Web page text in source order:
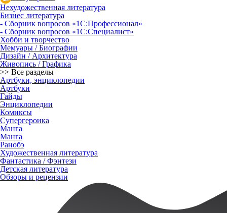
Нехудожественная литература
Бизнес литература
- Сборник вопросов «1С:Профессионал»
- Сборник вопросов «1С:Специалист»
Хобби и творчество
Мемуары / Биографии
Дизайн / Архитектура
Живопись / Графика
>> Все разделы
Артбуки, энциклопедии
Артбуки
Гайды
Энциклопедии
Комиксы
Супергероика
Манга
Манга
Ранобэ
Художественная литература
Фантастика / Фэнтези
Детская литература
Обзоры и рецензии